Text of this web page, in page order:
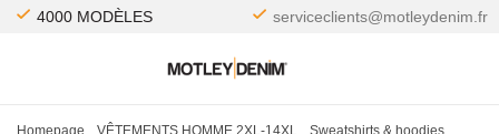
4000 MODÈLES serviceclients@motleydenim.fr
Homepage VÊTEMENTS HOMME 2XL-14XL
Sweatshirts & hoodies